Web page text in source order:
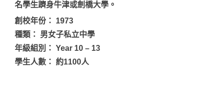
名學生躋身牛津或劍橋大學。
創校年份： 1973
種類： 男女子私立中學
年級組別： Year 10 – 13
學生人數： 約1100人